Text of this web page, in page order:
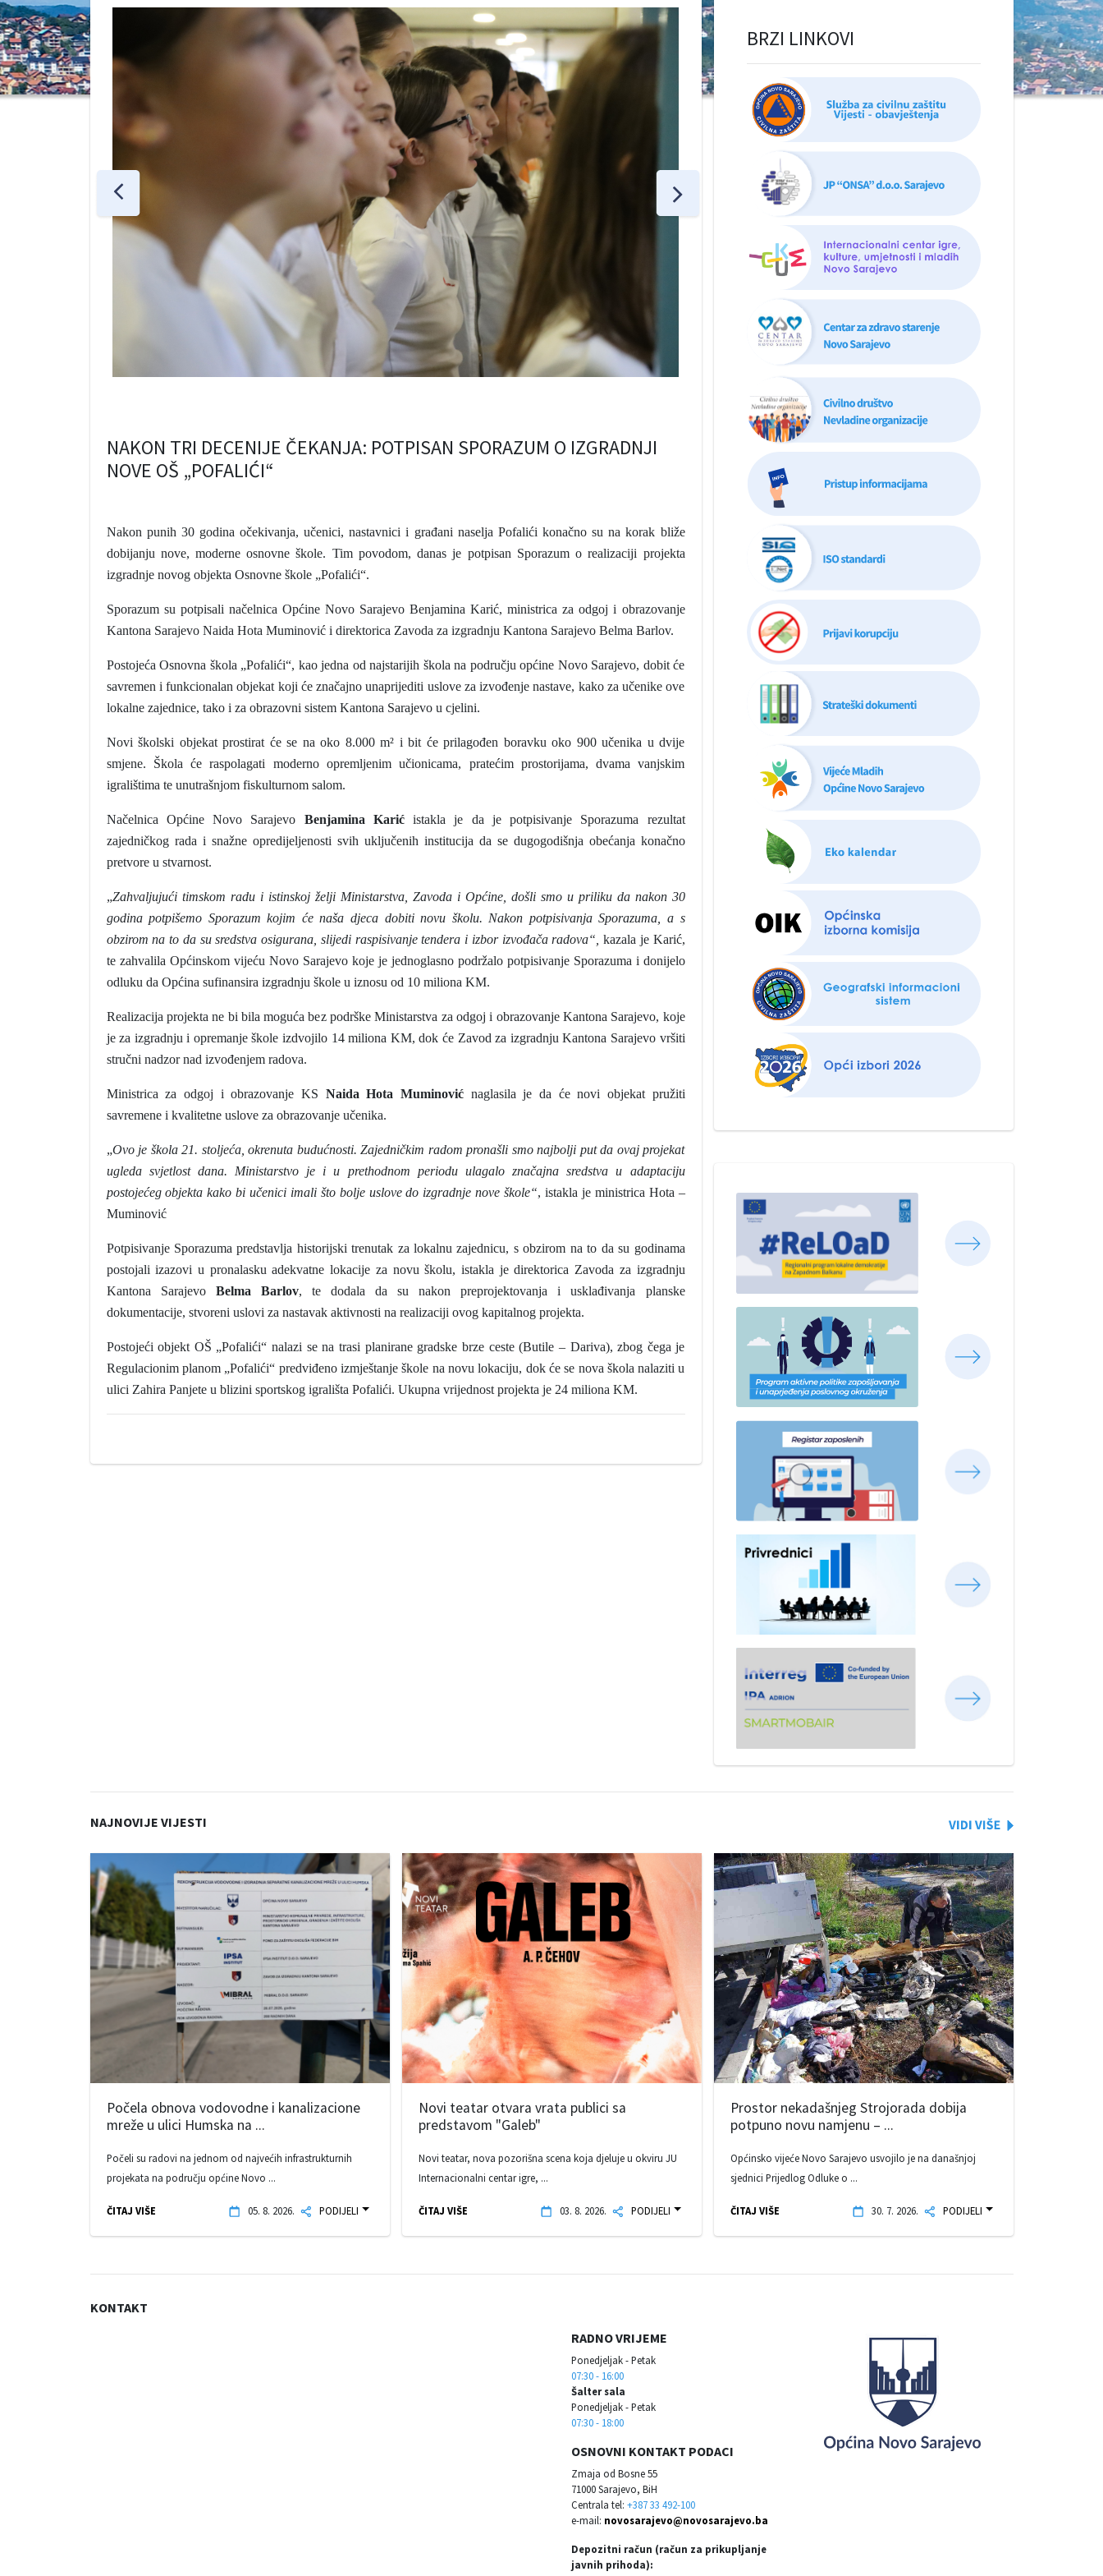
NAKON TRI DECENIJE ČEKANJA: POTPISAN SPORAZUM O IZGRADNJI
NOVE OŠ „POFALIĆI“
Nakon punih 30 godina očekivanja, učenici, nastavnici i građani naselja Pofalići konačno su na korak bliže
dobijanju nove, moderne osnovne škole. Tim povodom, danas je potpisan Sporazum o realizaciji projekta
izgradnje novog objekta Osnovne škole „Pofalići“.
Sporazum su potpisali načelnica Općine Novo Sarajevo Benjamina Karić, ministrica za odgoj i obrazovanje
Kantona Sarajevo Naida Hota Muminović i direktorica Zavoda za izgradnju Kantona Sarajevo Belma Barlov.
Postojeća Osnovna škola „Pofalići“, kao jedna od najstarijih škola na području općine Novo Sarajevo, dobit će
savremen i funkcionalan objekat koji će značajno unaprijediti uslove za izvođenje nastave, kako za učenike ove
lokalne zajednice, tako i za obrazovni sistem Kantona Sarajevo u cjelini.
Novi školski objekat prostirat će se na oko 8.000 m² i bit će prilagođen boravku oko 900 učenika u dvije
smjene. Škola će raspolagati moderno opremljenim učionicama, pratećim prostorijama, dvama vanjskim
igralištima te unutrašnjom fiskulturnom salom.
Načelnica Općine Novo Sarajevo Benjamina Karićistakla je da je potpisivanje Sporazuma rezultat
zajedničkog rada i snažne opredijeljenosti svih uključenih institucija da se dugogodišnja obećanja konačno
pretvore u stvarnost.
„Zahvaljujući timskom radu i istinskoj želji Ministarstva, Zavoda i Općine, došli smo u priliku da nakon 30
godina potpišemo Sporazum kojim će naša djeca dobiti novu školu. Nakon potpisivanja Sporazuma, a s
obzirom na to da su sredstva osigurana, slijedi raspisivanje tendera i izbor izvođača radova“, kazala je Karić,
te zahvalila Općinskom vijeću Novo Sarajevo koje je jednoglasno podržalo potpisivanje Sporazuma i donijelo
odluku da Općina sufinansira izgradnju škole u iznosu od 10 miliona KM.
Realizacija projekta ne bi bila moguća bez podrške Ministarstva za odgoj i obrazovanje Kantona Sarajevo, koje
je za izgradnju i opremanje škole izdvojilo 14 miliona KM, dok će Zavod za izgradnju Kantona Sarajevo vršiti
stručni nadzor nad izvođenjem radova.
Ministrica za odgoj i obrazovanje KS Naida Hota Muminovićnaglasila je da će novi objekat pružiti
savremene i kvalitetne uslove za obrazovanje učenika.
„Ovo je škola 21. stoljeća, okrenuta budućnosti. Zajedničkim radom pronašli smo najbolji put da ovaj projekat
ugleda svjetlost dana. Ministarstvo je i u prethodnom periodu ulagalo značajna sredstva u adaptaciju
postojećeg objekta kako bi učenici imali što bolje uslove do izgradnje nove škole“, istakla je ministrica Hota –
Muminović
Potpisivanje Sporazuma predstavlja historijski trenutak za lokalnu zajednicu, s obzirom na to da su godinama
postojali izazovi u pronalasku adekvatne lokacije za novu školu, istakla je direktorica Zavoda za izgradnju
Kantona Sarajevo Belma Barlov, te dodala da su nakon preprojektovanja i usklađivanja planske
dokumentacije, stvoreni uslovi za nastavak aktivnosti na realizaciji ovog kapitalnog projekta.
Postojeći objekt OŠ „Pofalići“ nalazi se na trasi planirane gradske brze ceste (Butile – Dariva), zbog čega je
Regulacionim planom „Pofalići“ predviđeno izmještanje škole na novu lokaciju, dok će se nova škola nalaziti u
ulici Zahira Panjete u blizini sportskog igrališta Pofalići. Ukupna vrijednost projekta je 24 miliona KM.
BRZI LINKOVI
NAJNOVIJE VIJESTI
Počela obnova vodovodne i kanalizacione
mreže u ulici Humska na ...
Počeli su radovi na jednom od najvećih infrastrukturnih
projekata na području općine Novo ...
ČITAJ VIŠE 05. 8. 2026. PODIJELI
Novi teatar otvara vrata publici sa
predstavom "Galeb"
Novi teatar, nova pozorišna scena koja djeluje u okviru JU
Internacionalni centar igre, ...
ČITAJ VIŠE 03. 8. 2026. PODIJELI
Prostor nekadašnjeg Strojorada dobija
potpuno novu namjenu – ...
Općinsko vijeće Novo Sarajevo usvojilo je na današnjoj
sjednici Prijedlog Odluke o ...
ČITAJ VIŠE 30. 7. 2026. PODIJELI
KONTAKT
RADNO VRIJEME
Ponedjeljak - Petak
07:30 - 16:00
Šalter sala
Ponedjeljak - Petak
07:30 - 18:00
OSNOVNI KONTAKT PODACI
Zmaja od Bosne 55
71000 Sarajevo, BiH
Centrala tel: +387 33 492-100
e-mail: novosarajevo@novosarajevo.ba
Depozitni račun (račun za prikupljanje
javnih prihoda):